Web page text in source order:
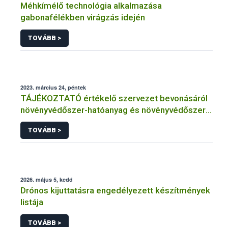
Méhkímélő technológia alkalmazása
gabonafélékben virágzás idején
TOVÁBB >
2023. március 24, péntek
TÁJÉKOZTATÓ értékelő szervezet bevonásáról
növényvédőszer-hatóanyag és növényvédőszer
engedélyezésére, továbbá a meglévő engedély
meghosszabbítására vagy módosítására irányuló
eljárásba
TOVÁBB >
2026. május 5, kedd
Drónos kijuttatásra engedélyezett készítmények
listája
TOVÁBB >